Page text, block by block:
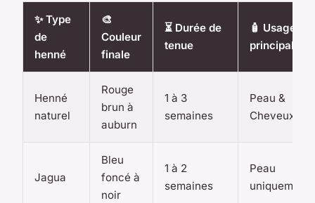
✨ Type
de
henné
🎨
Couleur
finale
⏳ Durée de
tenue
🧴 Usage
principal
Henné
naturel
Rouge
brun à
auburn
1 à 3
semaines
Peau &
Cheveux
Jagua
Bleu
foncé à
noir
1 à 2
semaines
Peau
uniquement